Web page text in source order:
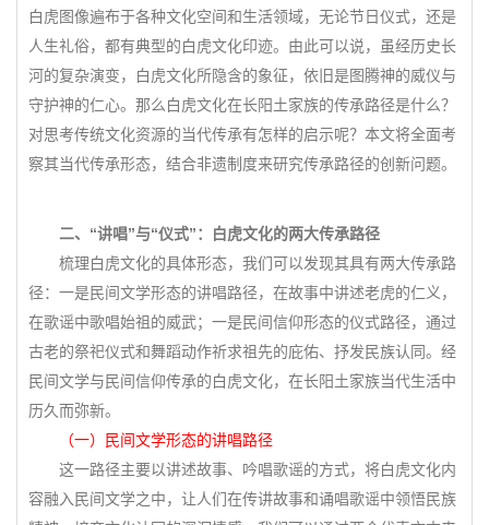
白虎图像遍布于各种文化空间和生活领域，无论节日仪式，还是
人生礼俗，都有典型的白虎文化印迹。由此可以说，虽经历史长
河的复杂演变，白虎文化所隐含的象征，依旧是图腾神的威仪与
守护神的仁心。那么白虎文化在长阳土家族的传承路径是什么？
对思考传统文化资源的当代传承有怎样的启示呢？本文将全面考
察其当代传承形态，结合非遗制度来研究传承路径的创新问题。
二、“讲唱”与“仪式”：白虎文化的两大传承路径
梳理白虎文化的具体形态，我们可以发现其具有两大传承路
径：一是民间文学形态的讲唱路径，在故事中讲述老虎的仁义，
在歌谣中歌唱始祖的威武；一是民间信仰形态的仪式路径，通过
古老的祭祀仪式和舞蹈动作祈求祖先的庇佑、抒发民族认同。经
民间文学与民间信仰传承的白虎文化，在长阳土家族当代生活中
历久而弥新。
（一）民间文学形态的讲唱路径
这一路径主要以讲述故事、吟唱歌谣的方式，将白虎文化内
容融入民间文学之中，让人们在传讲故事和诵唱歌谣中领悟民族